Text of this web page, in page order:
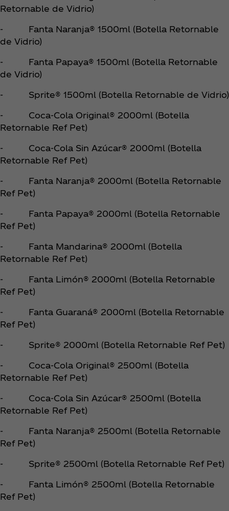
Retornable de Vidrio)
- Fanta Naranja® 1500ml (Botella Retornable
de Vidrio)
- Fanta Papaya® 1500ml (Botella Retornable
de Vidrio)
- Sprite® 1500ml (Botella Retornable de Vidrio)
- Coca‑Cola Original® 2000ml (Botella
Retornable Ref Pet)
- Coca‑Cola Sin Azúcar® 2000ml (Botella
Retornable Ref Pet)
- Fanta Naranja® 2000ml (Botella Retornable
Ref Pet)
- Fanta Papaya® 2000ml (Botella Retornable
Ref Pet)
- Fanta Mandarina® 2000ml (Botella
Retornable Ref Pet)
- Fanta Limón® 2000ml (Botella Retornable
Ref Pet)
- Fanta Guaraná® 2000ml (Botella Retornable
Ref Pet)
- Sprite® 2000ml (Botella Retornable Ref Pet)
- Coca‑Cola Original® 2500ml (Botella
Retornable Ref Pet)
- Coca‑Cola Sin Azúcar® 2500ml (Botella
Retornable Ref Pet)
- Fanta Naranja® 2500ml (Botella Retornable
Ref Pet)
- Sprite® 2500ml (Botella Retornable Ref Pet)
- Fanta Limón® 2500ml (Botella Retornable
Ref Pet)